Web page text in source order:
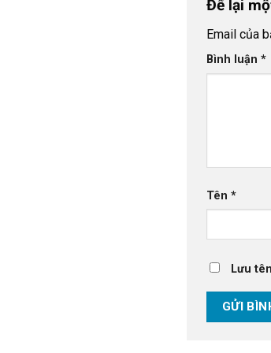
Để lại
Email của
Bình luận *
Tên *
Lưu